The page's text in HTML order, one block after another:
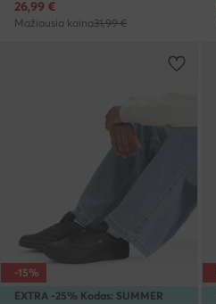
Dabartinė kaina
26,99 €
Mažiausia kaina31,99 €
EXTRA -25% Kodas: SUMMER
-15%